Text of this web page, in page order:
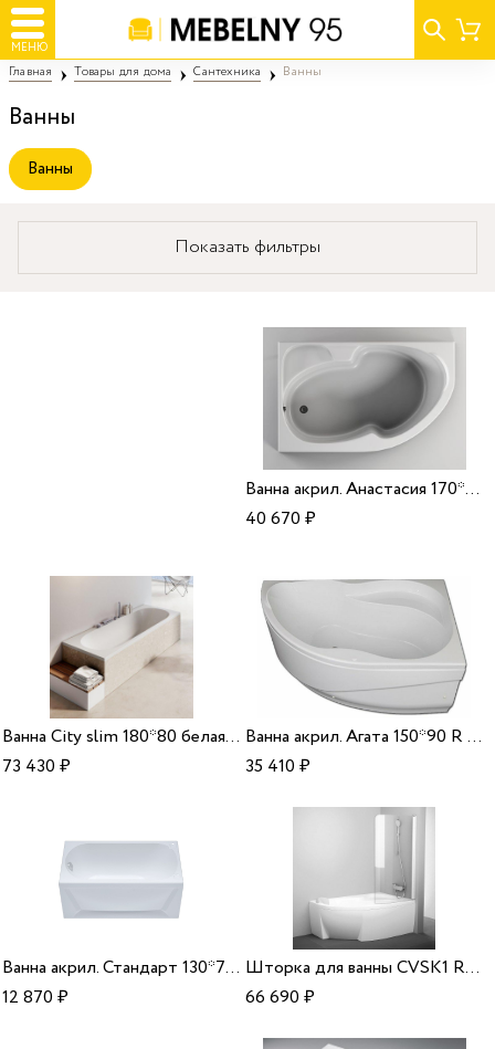
МЕНЮ
Главная Товары для дома Сантехника Ванны
Ванны
Ванны
Показать фильтры
Ванна акрил. Анастасия 170*105 L Aquavel
40 670₽
Ванна City slim 180*80 белая Ravak
73 430₽
Ванна акрил. Агата 150*90 R Aquavel
35 410₽
Ванна акрил. Стандарт 130*70 Triton
12 870₽
Шторка для ванны CVSK1 ROSA 160/170 R Ravak
66 690₽